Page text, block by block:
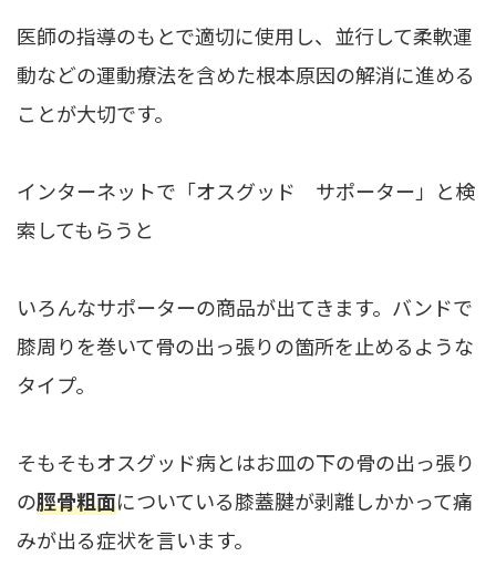
医師の指導のもとで適切に使用し、並行して柔軟運
動などの運動療法を含めた根本原因の解消に進める
ことが大切です。
インターネットで「オスグッド サポーター」と検
索してもらうと
いろんなサポーターの商品が出てきます。バンドで
膝周りを巻いて骨の出っ張りの箇所を止めるような
タイプ。
そもそもオスグッド病とはお皿の下の骨の出っ張り
の脛骨粗面についている膝蓋腱が剥離しかかって痛
みが出る症状を言います。